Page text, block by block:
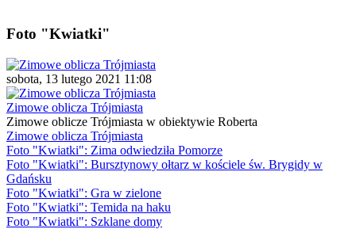
Foto "Kwiatki"
sobota, 13 lutego 2021 11:08
Zimowe oblicza Trójmiasta
Zimowe oblicze Trójmiasta w obiektywie Roberta
Zimowe oblicza Trójmiasta
Foto "Kwiatki": Zima odwiedziła Pomorze
Foto "Kwiatki": Bursztynowy ołtarz w kościele św. Brygidy w
Gdańsku
Foto "Kwiatki": Gra w zielone
Foto "Kwiatki": Temida na haku
Foto "Kwiatki": Szklane domy